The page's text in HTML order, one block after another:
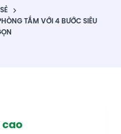
TẮM VỚI 4 BƯỚC SIÊU